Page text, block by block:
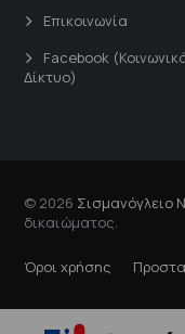
Επικοινωνία
Facebook
Δίκτυο)
© 2026 Σισμανόγλειο
δικαιώματος.
Όροι χρήσης